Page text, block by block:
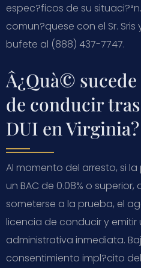
espec?­ficos de su
comun?­quese con el Sr. Sris
bufete al (888) 437-7747.
Â¿Quà©
de conducir
DUI en Virginia?
Al momento del arresto, si
un BAC de 0.08% o
someterse a la prueba, el
licencia de conducir y emitir
administrativa inmediata.
consentimiento impl?­cito del